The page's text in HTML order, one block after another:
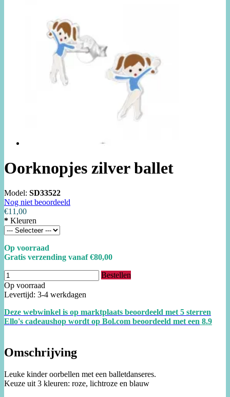
Oorknopjes zilver ballet
Model: SD33522
Nog niet beoordeeld
€11,00
* Kleuren
Op voorraad
Gratis verzending vanaf €80,00
Bestellen
Op voorraad
Levertijd: 3-4 werkdagen
Deze webwinkel is op marktplaats beoordeeld met 5 sterren
Ello's cadeaushop wordt op Bol.com beoordeeld met een 8.9
Omschrijving
Leuke kinder oorbellen met een balletdanseres.
Keuze uit 3 kleuren: roze, lichtroze en blauw